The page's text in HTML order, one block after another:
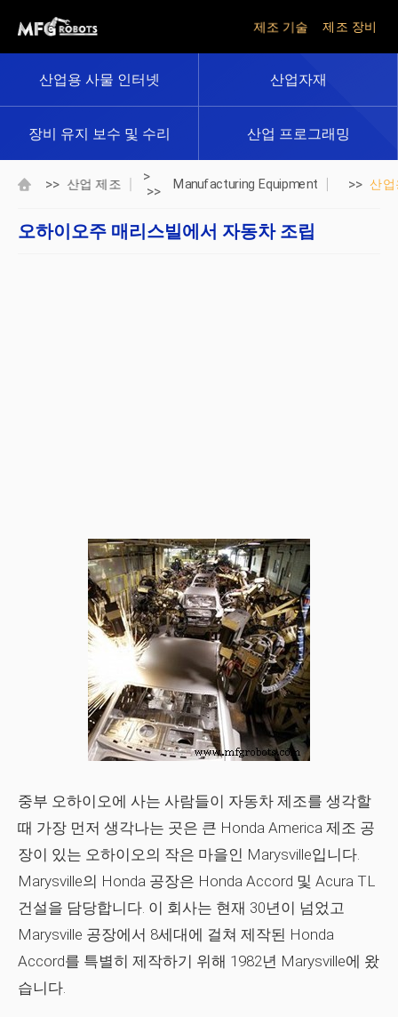
제조 기술 제조 장비
산업용 사물 인터넷 산업자재
장비 유지 보수 및 수리 산업 프로그래밍
>> 산업 제조
>
>>
Manufacturing Equipment >> 산업
오하이오주 매리스빌에서 자동차 조립
중부 오하이오에 사는 사람들이 자동차 제조를 생각할
때 가장 먼저 생각나는 곳은 큰 Honda America 제조 공
장이 있는 오하이오의 작은 마을인 Marysville입니다.
Marysville의 Honda 공장은 Honda Accord 및 Acura TL
건설을 담당합니다. 이 회사는 현재 30년이 넘었고
Marysville 공장에서 8세대에 걸쳐 제작된 Honda
Accord를 특별히 제작하기 위해 1982년 Marysville에 왔
습니다.